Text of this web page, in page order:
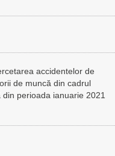
accidentelor de
de muncă din cadrul
perioada ianuarie 2021